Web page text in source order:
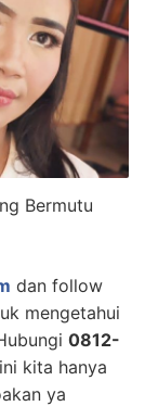
Bermutu
dan follow
mengetahui
0812-
kita hanya
ya